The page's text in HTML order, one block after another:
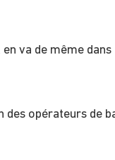
en va de même dans
opérateurs de